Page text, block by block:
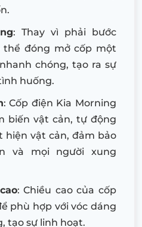
: Thay vì phải bước
thể đóng mở cốp một
chóng, tạo ra sự
huống.
: Cốp điện Kia Morning
biến vật cản, tự động
hiện vật cản, đảm bảo
và mọi người xung
: Chiều cao của cốp
phù hợp với vóc dáng
tạo sự linh hoạt.